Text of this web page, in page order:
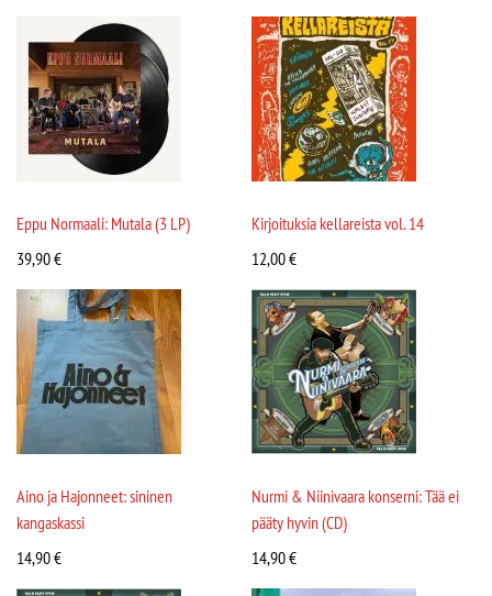
Eppu Normaali: Mutala (3 LP)
39,90€
Kirjoituksia kellareista vol. 14
12,00€
Aino ja Hajonneet: sininen
kangaskassi
14,90€
Nurmi & Niinivaara konserni: Tää ei
pääty hyvin (CD)
14,90€